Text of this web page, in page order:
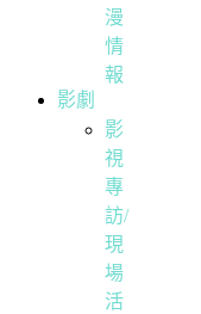
漫
情
報
影劇
影
視
專
訪/
現
場
活